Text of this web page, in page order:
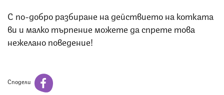
С по-добро разбиране на действието на котката
ви и малко търпение можете да спрете това
нежелано поведение!
Сподели